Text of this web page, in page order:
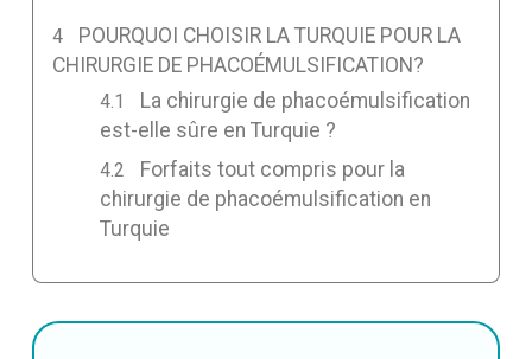
POURQUOI CHOISIR LA TURQUIE POUR LA
CHIRURGIE DE PHACOÉMULSIFICATION?
La chirurgie de phacoémulsification
est-elle sûre en Turquie ?
Forfaits tout compris pour la
chirurgie de phacoémulsification en
Turquie